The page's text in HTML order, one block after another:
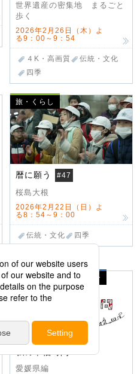
世界遺産の密集地 まるごと
歩く
2026年2月26日（木）よ
る9：00～9：54
４K・高画質
伝統・文化
四季
旅・くらし
暦に願う #47
桜島大根
2026年2月22日（日）よ
る8：54～9：00
伝統・文化 四季
報道・ドキュメンタリー
愛媛県編